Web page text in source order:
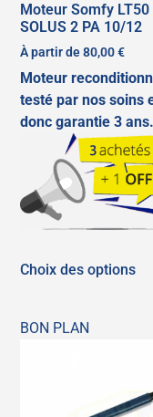
Moteur Somfy LT50
SOLUS 2 PA 10/12
À partir de80,00€
Moteur
testé par nos soins
donc garantie 3 ans.
Choix des options
BON PLAN